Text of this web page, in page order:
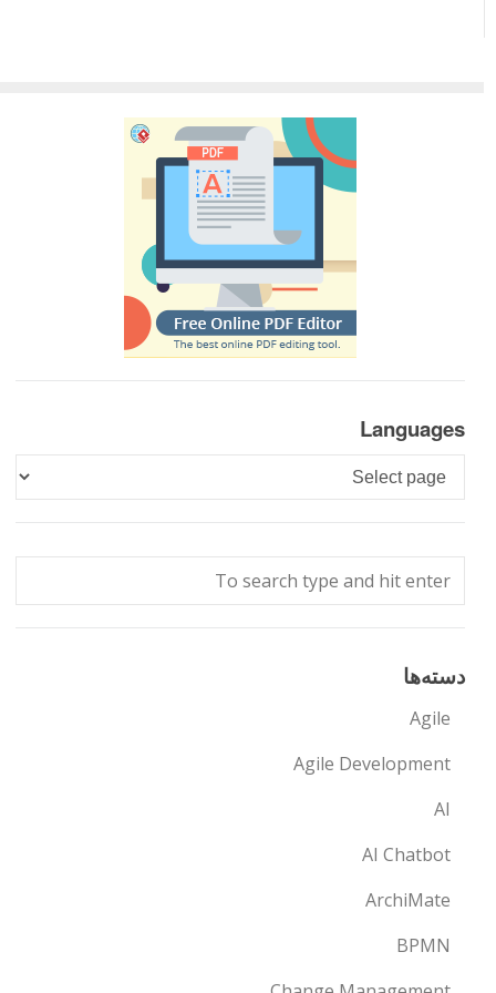
Languages
Languages
دسته‌ها
Agile
Agile Development
AI
AI Chatbot
ArchiMate
BPMN